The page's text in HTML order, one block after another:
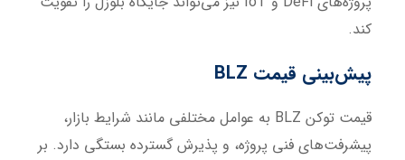
کند.
پیش‌بینی قیمت
قیمت توکن BLZ به عوامل مختلفی مانند شرایط بازار،
پیشرفت‌های فنی پروژه، و پذیرش گسترده بستگی دارد. بر